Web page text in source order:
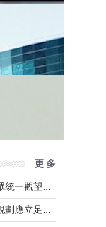
更 多